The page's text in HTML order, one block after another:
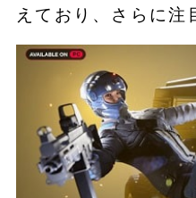
えており、さらに注